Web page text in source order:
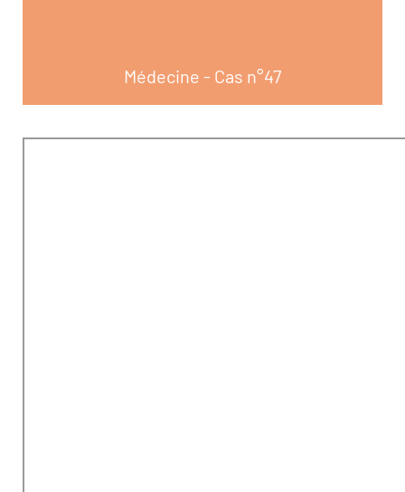
Médecine - Cas n°47